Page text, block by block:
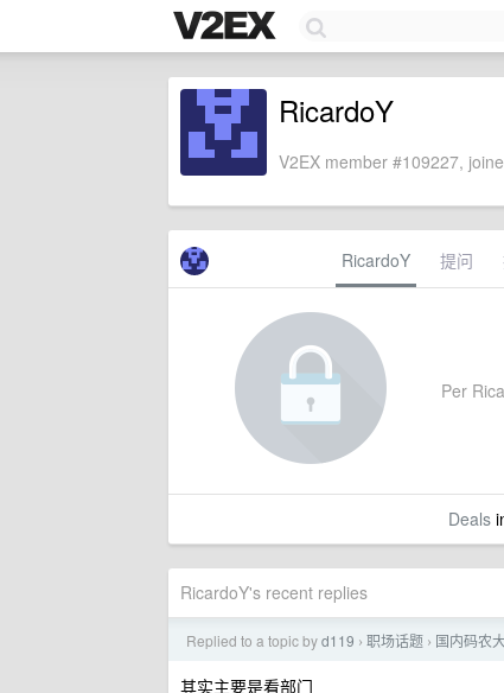
RicardoY
V2EX member #109227,
RicardoY 提问
Per
Deals
RicardoY's recent replies
Replied to a topic byd119 › 职场话题 › 国内码农
其实主要是看部门